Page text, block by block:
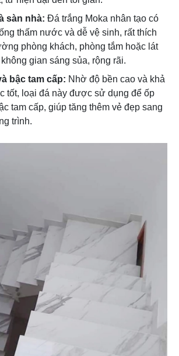
sàn nhà: Đá trắng Moka nhân tạo có
thấm nước và dễ vệ sinh, rất thích
phòng khách, phòng tắm hoặc lát
gian sáng sủa, rộng rãi.
bậc tam cấp: Nhờ độ bền cao và khả
tốt, loại đá này được sử dụng để ốp
tam cấp, giúp tăng thêm vẻ đẹp sang
trình.